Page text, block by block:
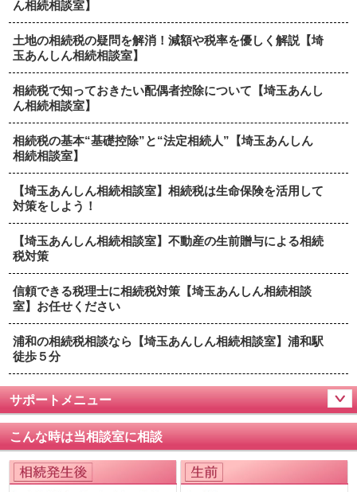
ん相続相談室】
土地の相続税の疑問を解消！減額や税率を優しく解説【埼
玉あんしん相続相談室】
相続税で知っておきたい配偶者控除について【埼玉あんし
ん相続相談室】
相続税の基本“基礎控除”と“法定相続人”【埼玉あんしん
相続相談室】
【埼玉あんしん相続相談室】相続税は生命保険を活用して
対策をしよう！
【埼玉あんしん相続相談室】不動産の生前贈与による相続
税対策
信頼できる税理士に相続税対策【埼玉あんしん相続相談
室】お任せください
浦和の相続税相談なら【埼玉あんしん相続相談室】浦和駅
徒歩５分
サポートメニュー
こんな時は当相談室に相談